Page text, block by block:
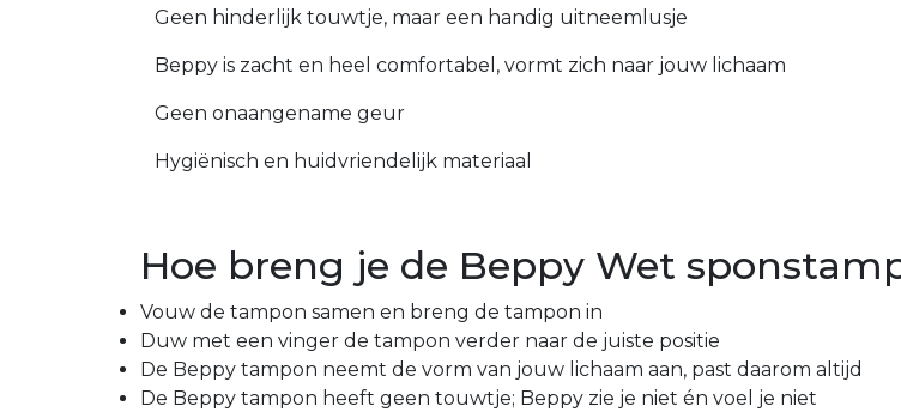
Geen hinderlijk touwtje, maar een handig uitneemlusje
Beppy is zacht en heel comfortabel, vormt zich naar jouw lichaam
Geen onaangename geur
Hygiënisch en huidvriendelijk materiaal
Hoe breng je de Beppy Wet
Vouw de tampon samen en breng de tampon in
Duw met een vinger de tampon verder naar de juiste positie
De Beppy tampon neemt de vorm van jouw lichaam aan, past daarom altijd
De Beppy tampon heeft geen touwtje; Beppy zie je niet én voel je niet